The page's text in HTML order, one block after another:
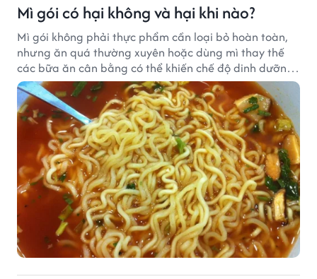
Mì gói có hại không và hại khi nào?
Mì gói không phải thực phẩm cần loại bỏ hoàn toàn,
nhưng ăn quá thường xuyên hoặc dùng mì thay thế
các bữa ăn cân bằng có thể khiến chế độ dinh dưỡng
mất cân đối.